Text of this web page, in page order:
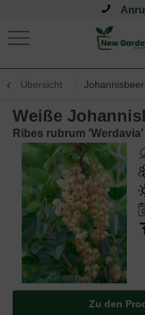
Übersicht
Weiße
Ribes rubrum 'Werdavia'
Zu den